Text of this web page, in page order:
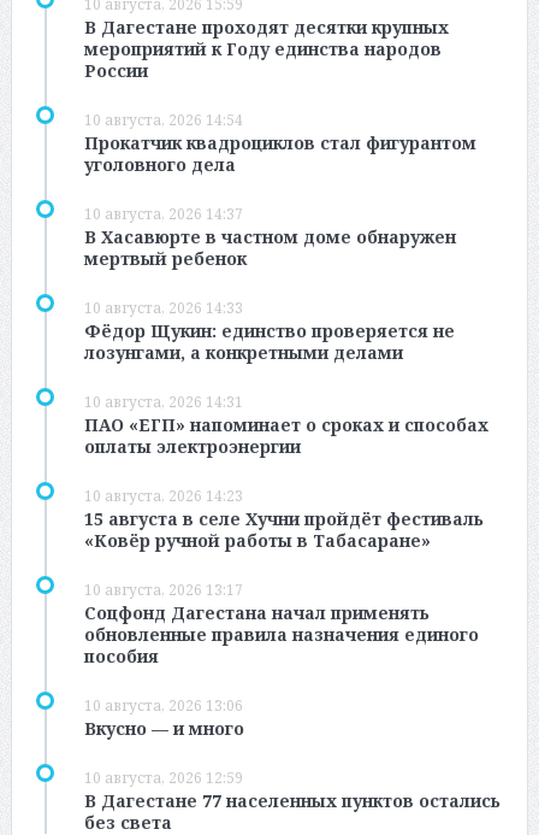
В Дагестане проходят десятки крупных
мероприятий к Году единства народов
России
10 августа, 2026 14:54
Прокатчик квадроциклов стал фигурантом
уголовного дела
10 августа, 2026 14:37
В Хасавюрте в частном доме обнаружен
мертвый ребенок
10 августа, 2026 14:33
Фёдор Щукин: единство проверяется не
лозунгами, а конкретными делами
10 августа, 2026 14:31
ПАО «ЕГП» напоминает о сроках и способах
оплаты электроэнергии
10 августа, 2026 14:23
15 августа в селе Хучни пройдёт фестиваль
«Ковёр ручной работы в Табасаране»
10 августа, 2026 13:17
Соцфонд Дагестана начал применять
обновленные правила назначения единого
пособия
10 августа, 2026 13:06
Вкусно — и много
10 августа, 2026 12:59
В Дагестане 77 населенных пунктов остались
без света